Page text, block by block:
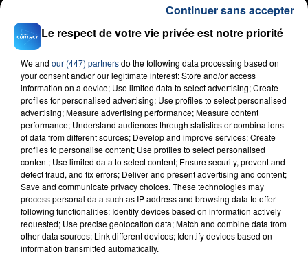
Mr Know It All
RADIO CONTACT
FIL D'ACTU
Le respect de votre vie privée est notre priorité
We and our (447) partnersdo the following data processing based on
your consent and/or our legitimate interest: Store and/or access
information on a device; Use limited data to select advertising; Create
profiles for personalised advertising; Use profiles to select personalised
advertising; Measure advertising performance; Measure content
performance; Understand audiences through statistics or combinations
of data from different sources; Develop and improve services; Create
profiles to personalise content; Use profiles to select personalised
content; Use limited data to select content; Ensure security, prevent and
detect fraud, and fix errors; Deliver and present advertising and content;
Save and communicate privacy choices. These technologies may
process personal data such as IP address and browsing data to offer
following functionalities: Identify devices based on information actively
requested; Use precise geolocation data; Match and combine data from
other data sources; Link different devices; Identify devices based on
information transmitted automatically.
Continuer sans accepter